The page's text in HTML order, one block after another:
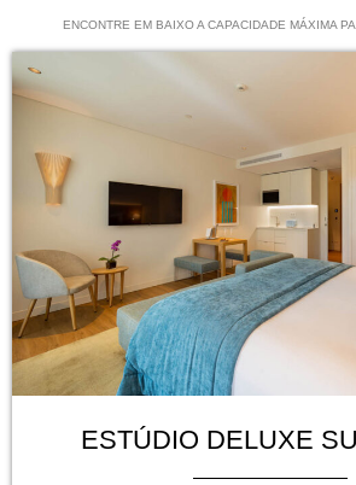
ENCONTRE EM BAIXO A CAPACIDADE MÁXIMA
ESTÚDIO DELUXE